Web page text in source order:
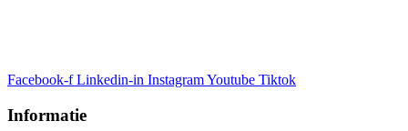
Facebook-f Linkedin-in InstagramYoutube Tiktok
Informatie